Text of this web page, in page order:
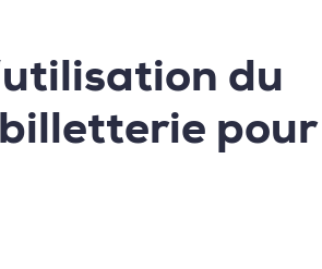
du
pour